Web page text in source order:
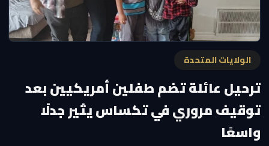
الولايات المتحدة
ترحيل عائلة تضم طفلين أمريكيين بعد
توقيف مروري في تكساس يثير جدلًا
واسعًا